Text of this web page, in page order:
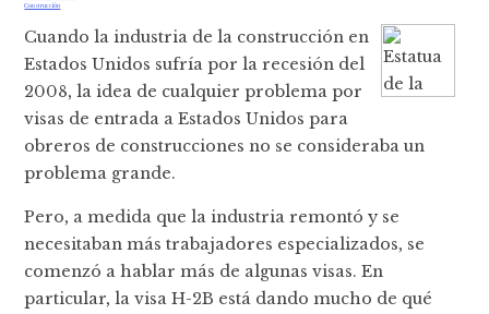
Construcción
Cuando la industria de la construcción en
Estados Unidos sufría por la recesión del
2008, la idea de cualquier problema por
visas de entrada a Estados Unidos para
obreros de construcciones no se consideraba un
problema grande.
Pero, a medida que la industria remontó y se
necesitaban más trabajadores especializados, se
comenzó a hablar más de algunas visas. En
particular, la visa H-2B está dando mucho de qué